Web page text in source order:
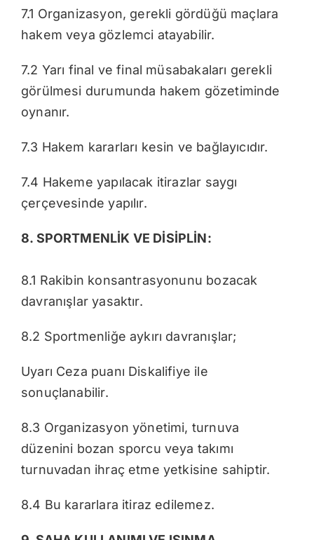
7.1 Organizasyon, gerekli gördüğü maçlara
hakem veya gözlemci atayabilir.
7.2 Yarı final ve final müsabakaları gerekli
görülmesi durumunda hakem gözetiminde
oynanır.
7.3 Hakem kararları kesin ve bağlayıcıdır.
7.4 Hakeme yapılacak itirazlar saygı
çerçevesinde yapılır.
8. SPORTMENLİK VE DİSİPLİN:
8.1 Rakibin konsantrasyonunu bozacak
davranışlar yasaktır.
8.2 Sportmenliğe aykırı davranışlar;
Uyarı Ceza puanı Diskalifiye ile
sonuçlanabilir.
8.3 Organizasyon yönetimi, turnuva
düzenini bozan sporcu veya takımı
turnuvadan ihraç etme yetkisine sahiptir.
8.4 Bu kararlara itiraz edilemez.